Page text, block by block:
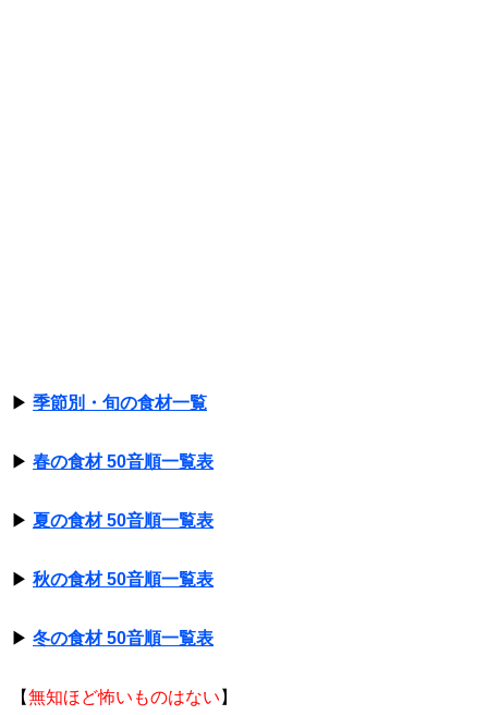
▶ 季節別・旬の食材一覧
▶ 春の食材 50音順一覧表
▶ 夏の食材 50音順一覧表
▶ 秋の食材 50音順一覧表
▶ 冬の食材 50音順一覧表
【無知ほど怖いものはない 】